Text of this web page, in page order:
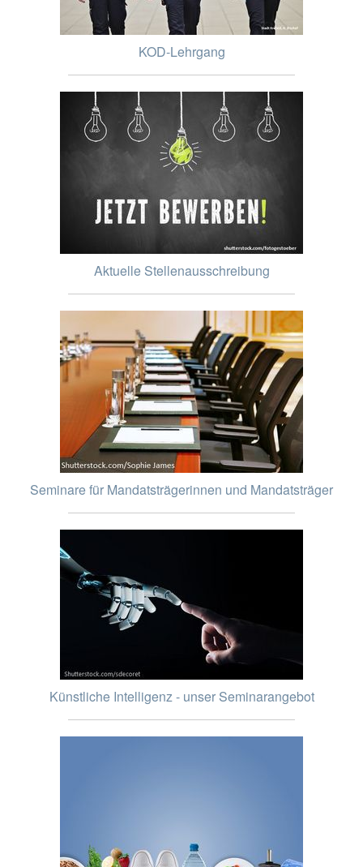
KOD-Lehrgang
Aktuelle Stellenausschreibung
Seminare für Mandatsträgerinnen und Mandatsträger
Künstliche Intelligenz - unser Seminarangebot